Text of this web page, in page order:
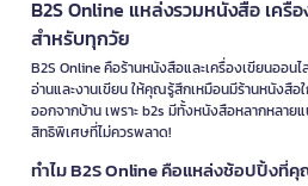
B2S Online แหล่งรวมหนังสือ เครื่
สำหรับทุกวัย
B2S Online คือร้านหนังสือและเครื่องเขียนออน
อ่านและงานเขียน ให้คุณรู้สึกเหมือนมีร้านหนังสือ
ออกจากบ้าน เพราะ b2s มีทั้งหนังสือหลากหลา
สิทธิพิเศษที่ไม่ควรพลาด!
ทำไม B2S Online คือแหล่งช้อปปิ้งที่